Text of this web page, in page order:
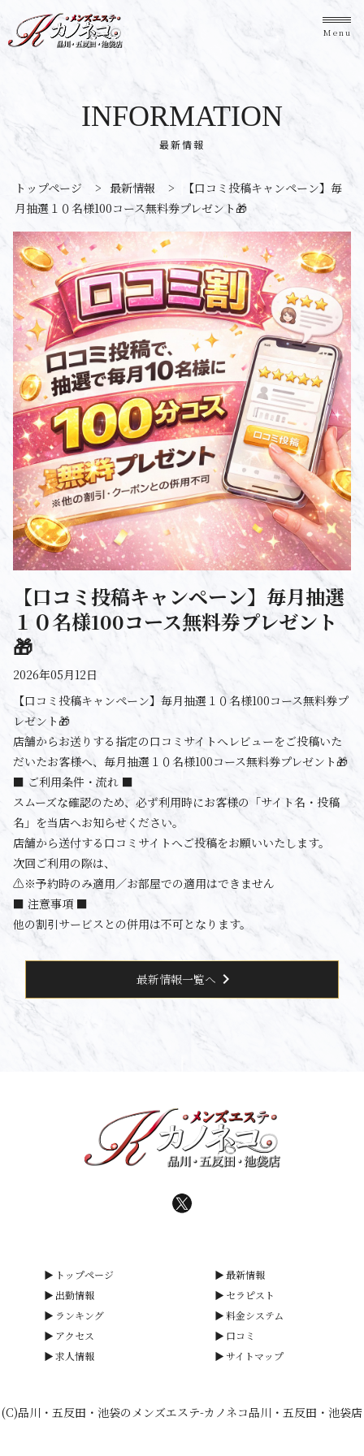
Menu
最新情報
INFORMATION
トップページ > 最新情報 >
【口コミ投稿キャンペーン】毎
月抽選１０名様100コース無料券プレゼント🎁
【口コミ投稿キャンペーン】毎月抽選
１０名様100コース無料券プレゼント
🎁
2026年05月12日
【口コミ投稿キャンペーン】毎月抽選１０名様100コース無料券プ
レゼント🎁
店舗からお送りする指定の口コミサイトへレビューをご投稿いた
だいたお客様へ、毎月抽選１０名様100コース無料券プレゼント🎁
■ ご利用条件・流れ ■
スムーズな確認のため、必ず利用時にお客様の「サイト名・投稿
名」を当店へお知らせください。
店舗から送付する口コミサイトへご投稿をお願いいたします。
次回ご利用の際は、
⚠️※予約時のみ適用／お部屋での適用はできません
■ 注意事項 ■
他の割引サービスとの併用は不可となります。
最新情報一覧へ chevron_right
トップページ
最新情報
出勤情報
セラピスト
ランキング
料金システム
アクセス
口コミ
求人情報
サイトマップ
(C)品川・五反田・池袋のメンズエステ-カノネコ品川・五反田・池袋店